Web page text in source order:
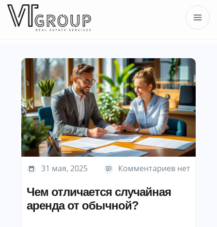
31 мая, 2025 Комментариев нет
Чем отличается случайная
аренда от обычной?